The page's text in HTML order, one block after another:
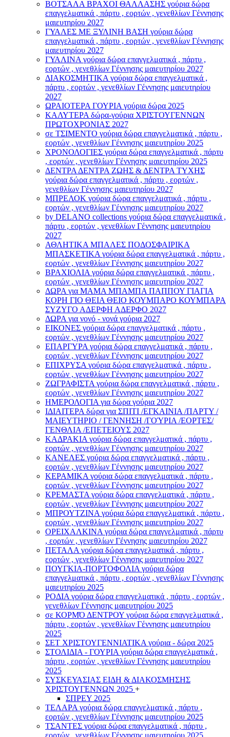
ΒΟΤΣΑΛΑ ΒΡΑΧΟΙ ΘΑΛΛΑΣΗΣ γούρια δώρα
επαγγελματικά , πάρτυ , εορτών , γενεθλίων Γέννησης
μαιευτηρίου 2027
ΓΥΑΛΕΣ ΜΕ ΞΥΛΙΝΗ ΒΑΣΗ γούρια δώρα
επαγγελματικά , πάρτυ , εορτών , γενεθλίων Γέννησης
μαιευτηρίου 2027
ΓΥΑΛΙΝΑ γούρια δώρα επαγγελματικά , πάρτυ ,
εορτών , γενεθλίων Γέννησης μαιευτηρίου 2027
ΔΙΑΚΟΣΜΗΤΙΚΑ γούρια δώρα επαγγελματικά ,
πάρτυ , εορτών , γενεθλίων Γέννησης μαιευτηρίου
2027
ΩΡΑΙΟΤΕΡΑ ΓΟΥΡΙΑ γούρια δώρα 2025
ΚΑΛΥΤΕΡΑ δώρα-γούρια ΧΡΙΣΤΟΥΓΕΝΝΩΝ
ΠΡΩΤΟΧΡΟΝΙΑΣ 2027
σε ΤΣΙΜΕΝΤΟ γούρια δώρα επαγγελματικά , πάρτυ ,
εορτών , γενεθλίων Γέννησης μαιευτηρίου 2025
ΧΡΟΝΟΛΟΓΙΕΣ γούρια δώρα επαγγελματικά , πάρτυ
, εορτών , γενεθλίων Γέννησης μαιευτηρίου 2025
ΔΕΝΤΡΑ ΔΕΝΤΡΑ ΖΩΗΣ & ΔΕΝΤΡΑ ΤΥΧΗΣ
γούρια δώρα επαγγελματικά , πάρτυ , εορτών ,
γενεθλίων Γέννησης μαιευτηρίου 2027
ΜΠΡΕΛΟΚ γούρια δώρα επαγγελματικά , πάρτυ ,
εορτών , γενεθλίων Γέννησης μαιευτηρίου 2027
by DELANO collections γούρια δώρα επαγγελματικά ,
πάρτυ , εορτών , γενεθλίων Γέννησης μαιευτηρίου
2027
ΑΘΛΗΤΙΚΑ ΜΠΑΛΕΣ ΠΟΔΟΣΦΑΙΡΙΚΑ
ΜΠΑΣΚΕΤΙΚΑ γούρια δώρα επαγγελματικά , πάρτυ ,
εορτών , γενεθλίων Γέννησης μαιευτηρίου 2027
ΒΡΑΧΙΟΛΙA γούρια δώρα επαγγελματικά , πάρτυ ,
εορτών , γενεθλίων Γέννησης μαιευτηρίου 2027
ΔΩΡΑ για ΜΑΜΑ ΜΠΑΜΠΑ ΠΑΠΠΟΥ ΓΙΑΓΙΑ
ΚΟΡΗ ΓΙΟ ΘΕΙΑ ΘΕΙΟ ΚΟΥΜΠΑΡΟ ΚΟΥΜΠΑΡΑ
ΣΥΖΥΓΟ ΑΔΕΡΦΗ ΑΔΕΡΦΟ 2027
ΔΩΡΑ για νονό - νονά γούρια 2027
ΕΙΚΟΝΕΣ γούρια δώρα επαγγελματικά , πάρτυ ,
εορτών , γενεθλίων Γέννησης μαιευτηρίου 2027
ΕΠΑΡΓΥΡΑ γούρια δώρα επαγγελματικά , πάρτυ ,
εορτών , γενεθλίων Γέννησης μαιευτηρίου 2027
ΕΠΙΧΡΥΣΑ γούρια δώρα επαγγελματικά , πάρτυ ,
εορτών , γενεθλίων Γέννησης μαιευτηρίου 2027
ΖΩΓΡΑΦΙΣΤΑ γούρια δώρα επαγγελματικά , πάρτυ ,
εορτών , γενεθλίων Γέννησης μαιευτηρίου 2027
ΗΜΕΡΟΛΟΓΙΑ για δώρα γούρια 2027
ΙΔΙΑΙΤΕΡΑ δώρα για ΣΠΙΤΙ /ΕΓΚΑΙΝΙΑ /ΠΑΡΤΥ /
ΜΑΙΕΥΤΗΡΙΟ / ΓΕΝΝΗΣΗ /ΓΟΎΡΙΑ /ΕΟΡΤΕΣ/
ΓΕΝΘΛΙΑ /ΕΠΕΤΕΙΟΥΣ 2027
ΚΑΔΡΑΚΙΑ γούρια δώρα επαγγελματικά , πάρτυ ,
εορτών , γενεθλίων Γέννησης μαιευτηρίου 2027
ΚΑΝΕΛΕΣ γούρια δώρα επαγγελματικά , πάρτυ ,
εορτών , γενεθλίων Γέννησης μαιευτηρίου 2027
ΚΕΡΑΜΙΚΑ γούρια δώρα επαγγελματικά , πάρτυ ,
εορτών , γενεθλίων Γέννησης μαιευτηρίου 2027
ΚΡΕΜΑΣΤΑ γούρια δώρα επαγγελματικά , πάρτυ ,
εορτών , γενεθλίων Γέννησης μαιευτηρίου 2027
ΜΠΡΟΥΤΖΙΝΑ γούρια δώρα επαγγελματικά , πάρτυ ,
εορτών , γενεθλίων Γέννησης μαιευτηρίου 2027
ΟΡΕΙΧΑΛΚΙΝΑ γούρια δώρα επαγγελματικά , πάρτυ
, εορτών , γενεθλίων Γέννησης μαιευτηρίου 2027
ΠΕΤΑΛΑ γούρια δώρα επαγγελματικά , πάρτυ ,
εορτών , γενεθλίων Γέννησης μαιευτηρίου 2027
ΠΟΥΓΚΙΑ-ΠΟΡΤΟΦΟΛΙΑ γούρια δώρα
επαγγελματικά , πάρτυ , εορτών , γενεθλίων Γέννησης
μαιευτηρίου 2025
ΡΟΔΙΑ γούρια δώρα επαγγελματικά , πάρτυ , εορτών ,
γενεθλίων Γέννησης μαιευτηρίου 2025
σε ΚΟΡΜΌ ΔΕΝΤΡΟΥ γούρια δώρα επαγγελματικά ,
πάρτυ , εορτών , γενεθλίων Γέννησης μαιευτηρίου
2025
ΣΕΤ ΧΡΙΣΤΟΥΓΕΝΝΙΑΤΙΚΑ γούρια - δώρα 2025
ΣΤΟΛΙΔΙΑ - ΓΟΥΡΙΑ γούρια δώρα επαγγελματικά ,
πάρτυ , εορτών , γενεθλίων Γέννησης μαιευτηρίου
2025
ΣΥΣΚΕΥΑΣΙΑΣ ΕΙΔΗ & ΔΙΑΚΟΣΜΗΣΗΣ
ΧΡΙΣΤΟΥΓΕΝΝΩΝ 2025 +
ΣΠΡΕΥ 2025
ΤΕΛΑΡΑ γούρια δώρα επαγγελματικά , πάρτυ ,
εορτών , γενεθλίων Γέννησης μαιευτηρίου 2025
ΤΣΑΝΤΕΣ γούρια δώρα επαγγελματικά , πάρτυ ,
εορτών , γενεθλίων Γέννησης μαιευτηρίου 2025